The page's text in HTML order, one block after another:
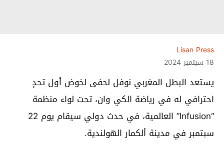
Lisan Press
18 سبتمبر 2024
يستعد البطل المغربي نوفل لحفى لخوض أول تحدٍ
احترافي له في رياضة الكي وان، تحت لواء منظمة
“Infusion” العالمية، في حدث دولي سيقام يوم 22
سبتمبر في مدينة ألكمار الهولندية.